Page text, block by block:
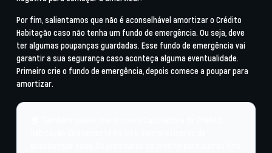
Por fim, salientamos que não é aconselhável amortizar o Crédito
Habitação caso não tenha um fundo de emergência. Ou seja, deve
ter algumas poupanças guardadas. Esse fundo de emergência vai
garantir a sua segurança caso aconteça alguma eventualidade.
Primeiro crie o fundo de emergência, depois comece a poupar para
amortizar.